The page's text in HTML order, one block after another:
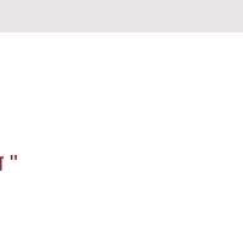
"